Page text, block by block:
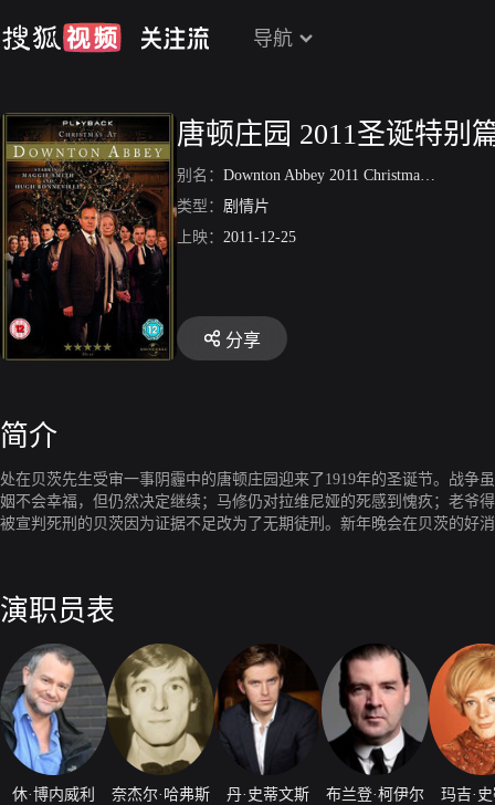
导航
唐顿庄园 2011圣诞特别
别名： Downton Abbey 2011 Christmas Special
类型： 剧情片
上映： 2011-12-25
分享
简介
处在贝茨先生受审一事阴霾中的唐顿庄园迎来了1919年的圣诞节。战
姻不会幸福，但仍然决定继续；马修仍对拉维尼娅的死感到愧疚；老爷
被宣判死刑的贝茨因为证据不足改为了无期徒刑。新年晚会在贝茨的
演职员表
休·博内威利 奈杰尔·哈弗斯 丹·史蒂文斯 布兰登·柯伊尔 玛吉·